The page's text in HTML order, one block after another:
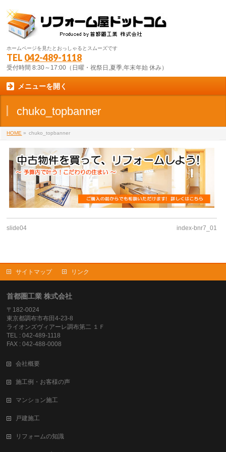
ホームページを見たとおっしゃるとスムーズです
TEL 042-489-1118
受付時間 8:30～17:00（日曜・祝祭日,夏季,年末年始 休み）
メニューを開く
chuko_topbanner
HOME » chuko_topbanner
slide04 index-bnr7_01
サイトマップ リンク
首都圏工業 株式会社
〒182-0024
東京都調布市布田4-23-8
ライオンズヴィアーレ調布第二 １Ｆ
TEL : 042-489-1118
FAX : 042-488-0008
会社概要
施工例・お客様の声
マンション施工
戸建施工
リフォームの知識